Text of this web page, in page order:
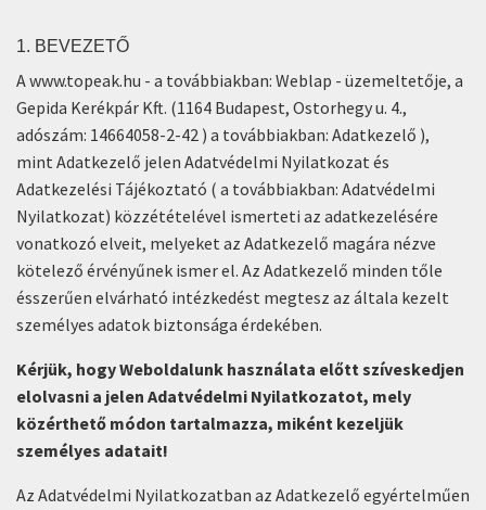
1. BEVEZETŐ
A www.topeak.hu - a továbbiakban: Weblap - üzemeltetője, a
Gepida Kerékpár Kft. (1164 Budapest, Ostorhegy u. 4.,
adószám: 14664058-2-42 ) a továbbiakban: Adatkezelő ),
mint Adatkezelő jelen Adatvédelmi Nyilatkozat és
Adatkezelési Tájékoztató ( a továbbiakban: Adatvédelmi
Nyilatkozat) közzétételével ismerteti az adatkezelésére
vonatkozó elveit, melyeket az Adatkezelő magára nézve
kötelező érvényűnek ismer el. Az Adatkezelő minden tőle
ésszerűen elvárható intézkedést megtesz az általa kezelt
személyes adatok biztonsága érdekében.
Kérjük, hogy Weboldalunk használata előtt szíveskedjen
elolvasni a jelen Adatvédelmi Nyilatkozatot, mely
közérthető módon tartalmazza, miként kezeljük
személyes adatait!
Az Adatvédelmi Nyilatkozatban az Adatkezelő egyértelműen